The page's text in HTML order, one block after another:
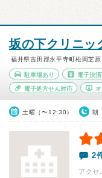
坂の下クリニッ
福井県吉田郡永平寺町松岡芝原
駐車場あり 電子決
電子処方せん対応
土曜（〜12:30） 朝
2
アク